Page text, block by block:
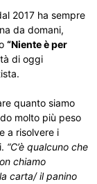
2017 ha sempre
da domani,
“Niente è per
di oggi
quanto siamo
molto più peso
a risolvere i
“C’è qualcuno che
chiamo
carta/ il panino